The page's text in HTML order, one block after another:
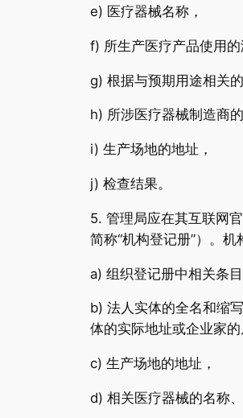
e) 医疗器械名称，
f) 所生产医疗产品使用的
g) 根据与预期用途相关
h) 所涉医疗器械制造商
i) 生产场地的地址，
j) 检查结果。
5. 管理局应在其互联网
简称“机构登记册”）。机
a) 组织登记册中相关条
b) 法人实体的全名和缩
体的实际地址或企业家
c) 生产场地的地址，
d) 相关医疗器械的名称